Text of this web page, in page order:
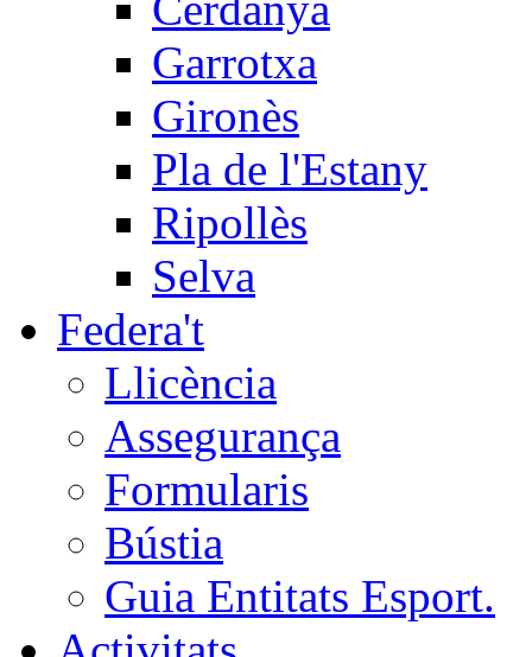
Garrotxa
Gironès
Pla de l'Estany
Ripollès
Selva
Federa't
Llicència
Assegurança
Formularis
Bústia
Guia Entitats Esport.